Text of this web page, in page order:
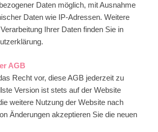
Daten möglich, mit Ausnahme
Daten wie IP-Adressen. Weitere
Ihrer Daten finden Sie in
AGB
Recht vor, diese AGB jederzeit zu
Version ist stets auf der Website
weitere Nutzung der Website nach
Änderungen akzeptieren Sie die neuen